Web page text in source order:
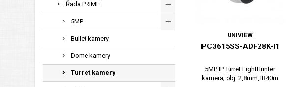
Řada PRIME
5MP
Bullet kamery
Dome kamery
Turret kamery
UNIVIEW
IPC3615SS-ADF28K-I1
5MP IP Turret LightHunter
kamera; obj. 2,8mm, IR40m